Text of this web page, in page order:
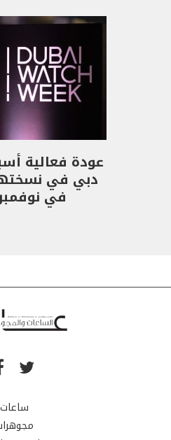
عودة فعالية
دبي في
في نوفمبر
ساعات